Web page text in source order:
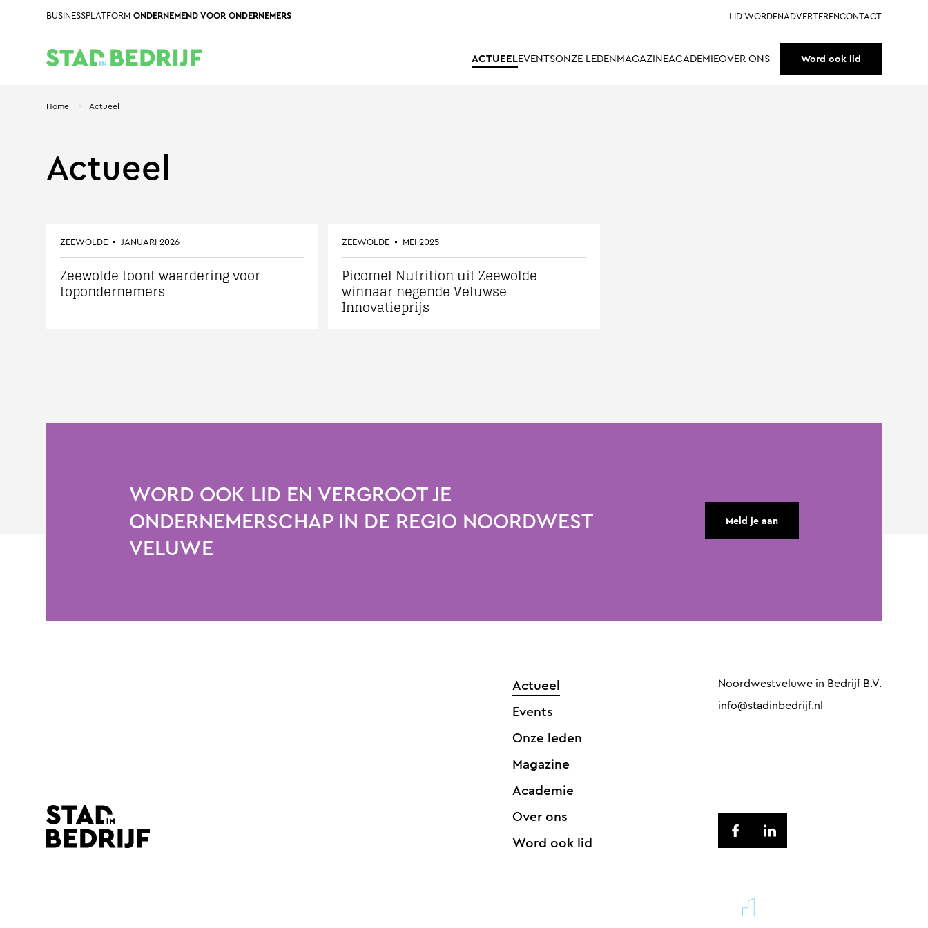
BUSINESSPLATFORMONDERNEMEND VOOR ONDERNEMERS LID WORDENADVERTERENCONTACT
ACTUEELEVENTSONZE LEDENMAGAZINEACADEMIEOVER ONS Word ook lid
Home Actueel
Actueel
ZEEWOLDE JANUARI 2026
Zeewolde toont waardering voor
topondernemers
ZEEWOLDE MEI 2025
Picomel Nutrition uit Zeewolde
winnaar negende Veluwse
Innovatieprijs
WORD OOK LID EN VERGROOT JE
ONDERNEMERSCHAP IN DE REGIO NOORDWEST
VELUWE
Meld je aan
Actueel
Events
Onze leden
Magazine
Academie
Over ons
Word ook lid
Noordwestveluwe in Bedrijf B.V.
info@stadinbedrijf.nl